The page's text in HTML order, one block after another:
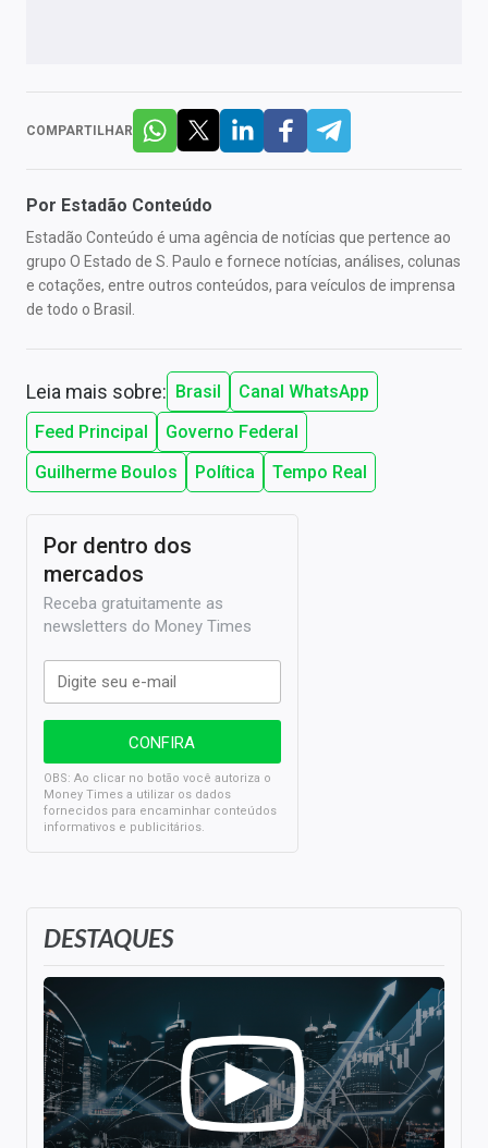
COMPARTILHAR
Por Estadão Conteúdo
Estadão Conteúdo é uma agência de notícias que pertence ao
grupo O Estado de S. Paulo e fornece notícias, análises, colunas
e cotações, entre outros conteúdos, para veículos de imprensa
de todo o Brasil.
Leia mais sobre: Brasil
Canal WhatsApp
Feed Principal
Governo Federal
Guilherme Boulos
Política Tempo Real
DESTAQUES
Por dentro dos
mercados
Receba gratuitamente as
newsletters do Money Times
OBS: Ao clicar no botão você autoriza o
Money Times a utilizar os dados
fornecidos para encaminhar conteúdos
informativos e publicitários.